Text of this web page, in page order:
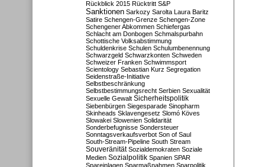
Rückblick 2015 Rücktritt S&P
Sanktionen Sarkozy Sarolta Laura Baritz
Satire Schengen-Grenze Schengen-Zone
Schengener Abkommen Schiefergas
Schlacht am Donbogen Schmalspurbahn
Schottische Volksabstimmung
Schuldenkrise Schulen Schulumbenennung
Schwarzgeld Schwarzkonten Schweden
Schweizer Franken Schwimmsport
Scientology Sebastian Kurz Segregation
Seidenstraße-Initiative
Selbstbeschränkung
Selbstbestimmungsrecht Serbien Sexualität
Sexuelle Gewalt Sicherheitspolitik
Siebenbürgen Siegesparade Sinopharm
Skinheads Sklavengesetz Slomó Köves
Slowakei Slowenien Solidarität
Sonderbefugnisse Sondersteuer
Sonntagsverkaufsverbot Son of Saul
South-Stream-Pipeline South Stream
Souveränität Sozialdemokraten Soziale
Medien Sozialpolitik Spanien SPAR
Spareinlagen Sparmaßnahmen Sparpolitik